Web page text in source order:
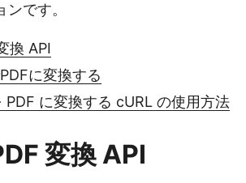
です。
換 API
に変換する
PDF に変換する cURL の使用方法
変換 API